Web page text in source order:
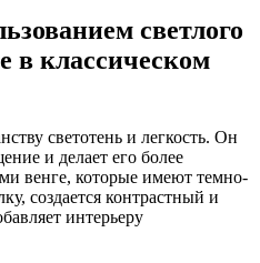
светлого
в классическом
светотень и легкость. Он
и делает его более
венге, которые имеют темно-
создается контрастный и
интерьеру